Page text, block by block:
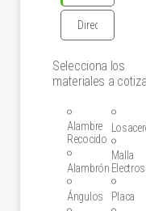
Selecciona los
materiales a
Alambre
Recocido
Alambrón
Ángulos
Malla
Placa